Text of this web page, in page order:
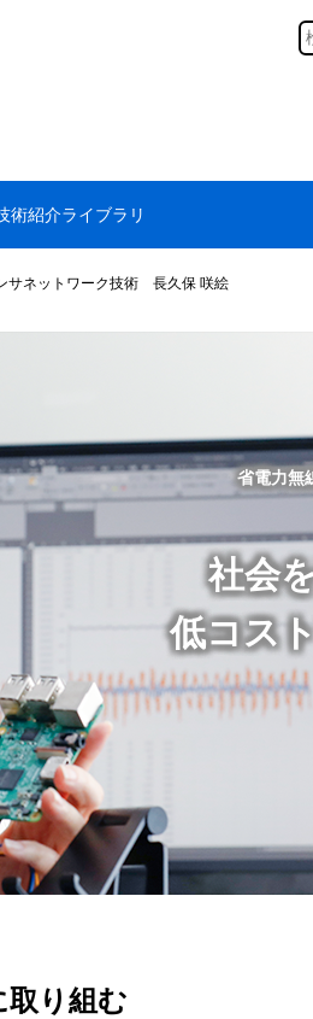
術紹介ライブラリ
サネットワーク技術 長久保 咲絵
省電力無
社会
低コス
取り組む